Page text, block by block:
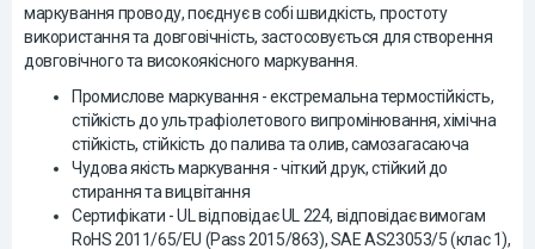
маркування проводу, поєднує в собі швидкість, простоту
використання та довговічність, застосовується для створення
довговічного та високоякісного маркування.
Промислове маркування - екстремальна термостійкість,
стійкість до ультрафіолетового випромінювання, хімічна
стійкість, стійкість до палива та олив, самозагасаюча
Чудова якість маркування - чіткий друк, стійкий до
стирання та вицвітання
Сертифікати - UL відповідає UL 224, відповідає вимогам
RoHS 2011/65/EU (Pass 2015/863), SAE AS23053/5 (клас 1),